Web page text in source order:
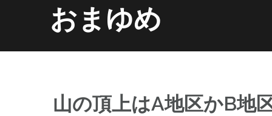
おまゆめ
山の頂上はA地区かB地